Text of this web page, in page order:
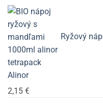
Ryžový
Alinor
2,15 €